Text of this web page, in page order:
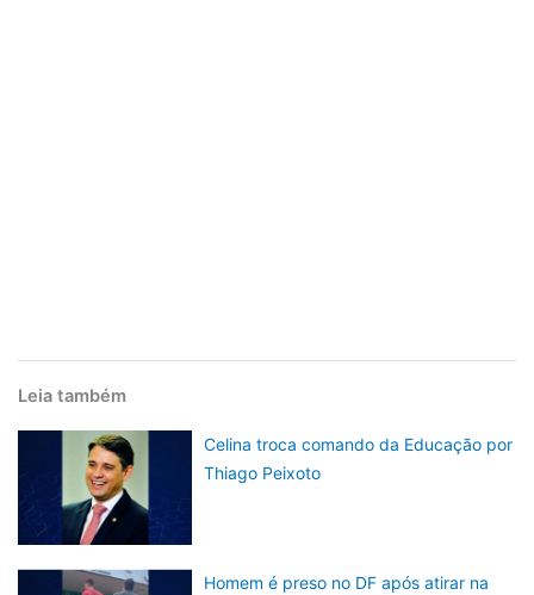
Leia também
Celina troca comando da Educação por
Thiago Peixoto
Homem é preso no DF após atirar na